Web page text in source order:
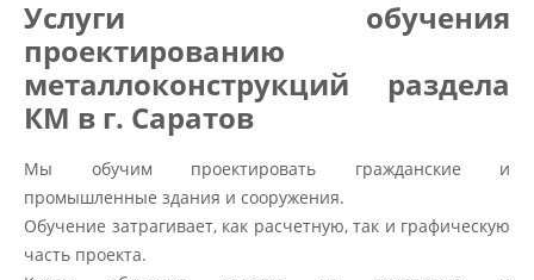
Услуги обучения
проектированию
металлоконструкций раздела
КМ в г. Саратов​
Мы обучим проектировать гражданские и
промышленные здания и сооружения.
Обучение затрагивает, как расчетную, так и графическую
часть проекта.